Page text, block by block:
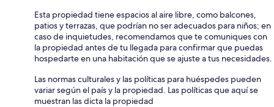
Esta propiedad tiene espacios al aire libre, como balcones,
patios y terrazas, que podrían no ser adecuados para niños; en
caso de inquietudes, recomendamos que te comuniques con
la propiedad antes de tu llegada para confirmar que puedas
hospedarte en una habitación que se ajuste a tus necesidades.
Las normas culturales y las políticas para huéspedes pueden
variar según el país y la propiedad. Las políticas que aquí se
muestran las dicta la propiedad